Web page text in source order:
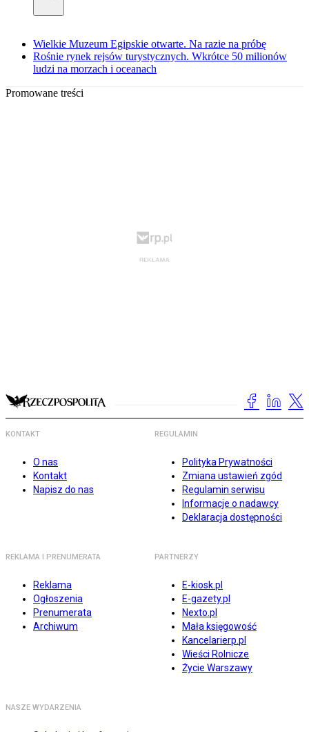
Wielkie Muzeum Egipskie otwarte. Na razie na próbę
Rośnie rynek rejsów turystycznych. Wkrótce 50 milionów
ludzi na morzach i oceanach
Promowane treści
KONTAKT
O nas
Kontakt
Napisz do nas
REGULAMIN
Polityka Prywatności
Zmiana ustawień zgód
Regulamin serwisu
Informacje o nadawcy
Deklaracja dostępności
REKLAMA I PRENUMERATA
Reklama
Ogłoszenia
Prenumerata
Archiwum
PARTNERZY
E-kiosk.pl
E-gazety.pl
Nexto.pl
Mała księgowość
Kancelarierp.pl
Wieści Rolnicze
Życie Warszawy
NASZE WYDARZENIA